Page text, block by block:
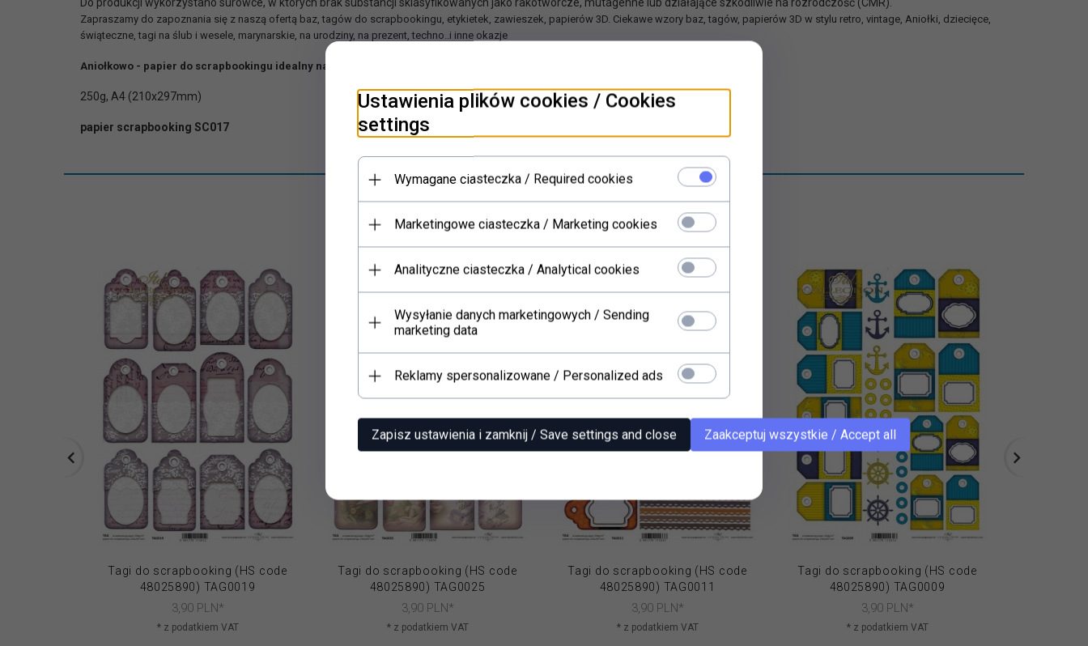
Zapraszamy do zapoznania się z naszą ofertą baz, tagów do scrapbookingu, etykietek, zawieszek, papierów 3D. Ciekawe wzory baz, tagów, papierów 3D w stylu retro, vintage, Aniołki, dziecięce,
świąteczne, tagi na ślub i wesele, marynarskie, na urodziny, na prezent, techno..i inne okazje
Aniołkowo - papier do scrapbookingu idealny na Twój album
250g, A4 (210x297mm)
papier scrapbooking SC017
PRODUKTY POWIĄZANE
Tagi do scrapbooking (HS code
48025890) TAG0019
3,90 PLN*
* z podatkiem VAT
Tagi do scrapbooking (HS code
48025890) TAG0025
3,90 PLN*
* z podatkiem VAT
Tagi do scrapbooking (HS code
48025890) TAG0011
3,90 PLN*
* z podatkiem VAT
Tagi do scrapbooking (HS code
48025890) TAG0009
3,90 PLN*
* z podatkiem VAT
Ustawienia plików cookies / Cookies
settings
Wymagane ciasteczka / Required cookies
Marketingowe ciasteczka / Marketing cookies
Analityczne ciasteczka / Analytical cookies
Wysyłanie danych marketingowych / Sending
marketing data
Reklamy spersonalizowane / Personalized ads
Zapisz ustawienia i zamknij / Save settings and close Zaakceptuj wszystkie / Accept all